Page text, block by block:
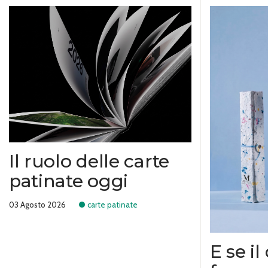
Il ruolo delle carte
patinate oggi
03 Agosto 2026 carte patinate
E se